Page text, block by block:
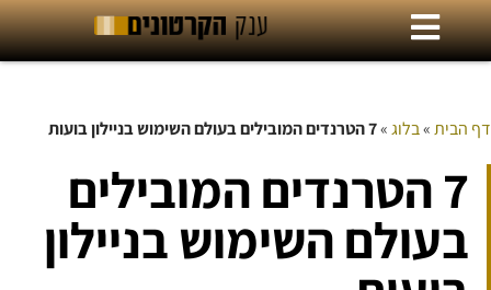
דף הבית»בלוג»7 הטרנדים המובילים בעולם השימוש בניילון בועות
7 הטרנדים המובילים
בעולם השימוש בניילון